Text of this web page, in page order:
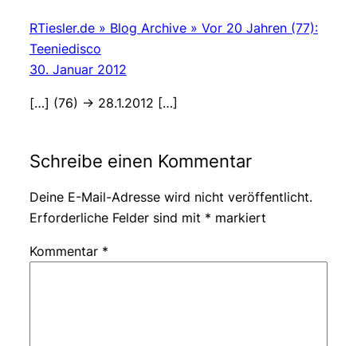
RTiesler.de » Blog Archive » Vor 20 Jahren (77):
Teeniedisco
30. Januar 2012
[…] (76) -> 28.1.2012 […]
Schreibe einen Kommentar
Deine E-Mail-Adresse wird nicht veröffentlicht.
Erforderliche Felder sind mit * markiert
Kommentar *